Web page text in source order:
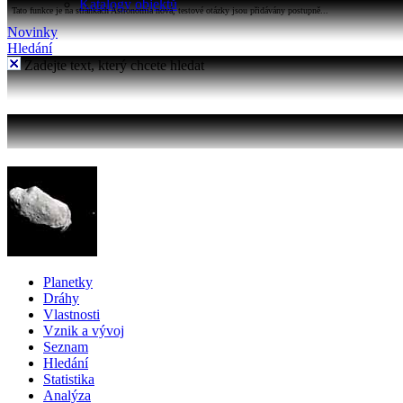
Katalogy objektů
Tato funkce je na stránkách Astronomia nová, testové otázky jsou přidávány postupně...
Novinky
Hledání
Zadejte text, který chcete hledat
Planetky
Dráhy
Vlastnosti
Vznik a vývoj
Seznam
Hledání
Statistika
Analýza